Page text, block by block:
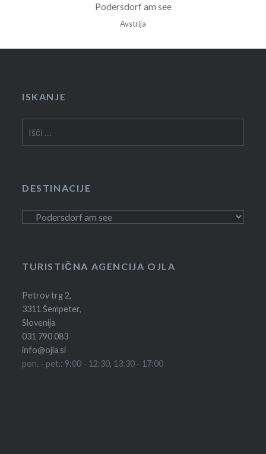
Podersdorf am see
Avstrija
ISKANJE
DESTINACIJE
Destinacije
TURISTIČNA AGENCIJA OJLA
Petrov trg 2,
3311 Šempeter,
Slovenija
031 790 083
info@ojla.si
pon. - pet.: 9:00 - 12:30, 13:30 - 17:00